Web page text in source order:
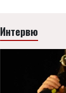
Интервю